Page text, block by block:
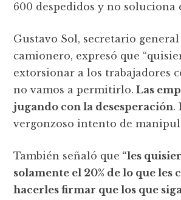
600 despedidos y no soluciona
Gustavo Sol, secretario
camionero, expresó que
extorsionar a los trabajadores
no vamos a permitirlo. Las
jugando con la desesperación.
vergonzoso intento de
También señaló que “les
solamente el 20% de lo que les
hacerles firmar que los que